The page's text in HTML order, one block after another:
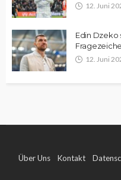
12. Juni
Edin Dzeko
12. Juni
Über Uns Kontakt